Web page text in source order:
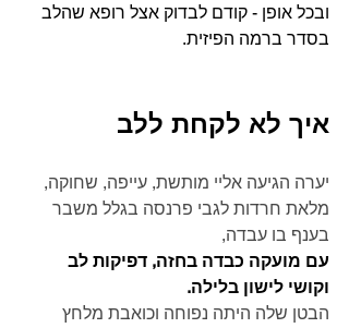
ובכל אופן - קודם לבדוק אצל רופא שהלב
בסדר ברמה הפיזית.
איך לא לקחת ללב
יערה הגיעה אליי מותשת, עייפה, שחוקה,
מלאת חרדות לגבי פרנסה בגלל משבר
בענף בו עבדה,
עם מועקה כבדה בחזה, דפיקות לב
וקושי לישון בלילה.
הבטן שלה היתה נפוחה וכואבת מלחץ